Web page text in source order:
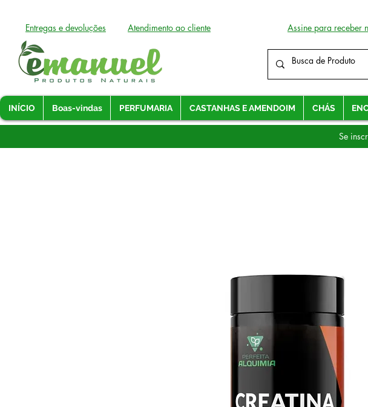
Atendimento ao cliente
Entregas e devoluções Assine para receber
INÍCIO Boas-vindas PERFUMARIA CASTANHAS E AMENDOIM CHÁS
Se